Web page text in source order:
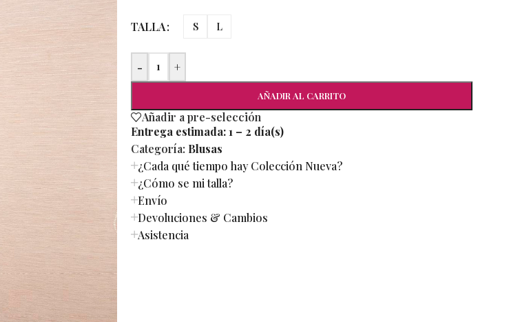
TALLA S L
- +
AÑADIR AL CARRITO
Añadir a pre-selección
Entrega estimada:1 – 2 día(s)
Categoría: Blusas
¿Cada qué tiempo hay Colección Nueva?
¿Cómo se mi talla?
Envío
Devoluciones & Cambios
Asistencia